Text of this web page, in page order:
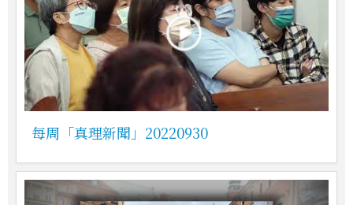
每周「真理新聞」20220930